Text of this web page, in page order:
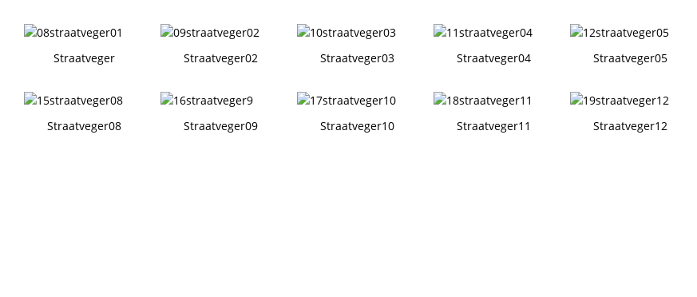
Straatveger Straatveger02 Straatveger03 Straatveger04 Straatveger05
Straatveger08 Straatveger09 Straatveger10 Straatveger11 Straatveger12